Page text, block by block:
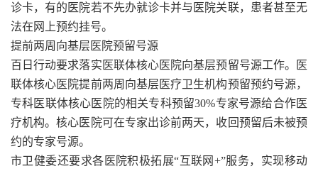
诊卡，有的医院若不先办就诊卡并与医院关联，患者甚至无
法在网上预约挂号。
提前两周向基层医院预留号源
百日行动要求落实医联体核心医院向基层预留号源工作。医
联体核心医院提前两周向基层医疗卫生机构预留预约号源，
专科医联体核心医院的相关专科预留30%专家号源给合作医
疗机构。核心医院可在专家出诊前两天，收回预留后未被预
约的专家号源。
市卫健委还要求各医院积极拓展“互联网+”服务，实现移动